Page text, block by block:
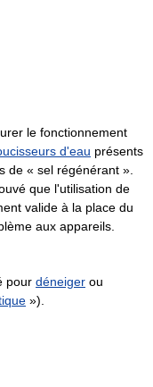
le fonctionnement
d'eau présents
de « sel régénérant ».
que l'utilisation de
valide à la place du
aux appareils.
pour déneiger ou
»).